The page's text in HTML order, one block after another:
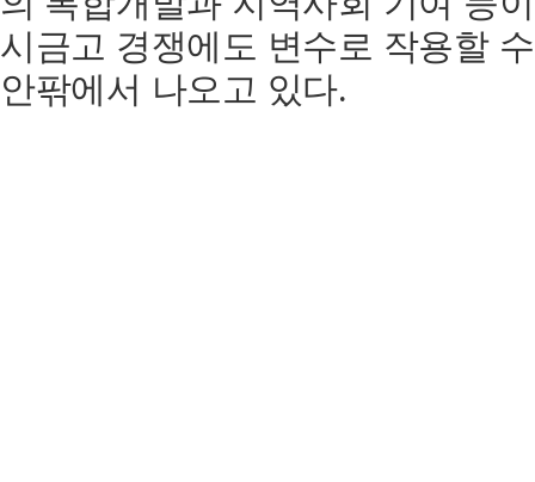
시금고 경쟁에도 변수로 작용할
안팎에서 나오고 있다.